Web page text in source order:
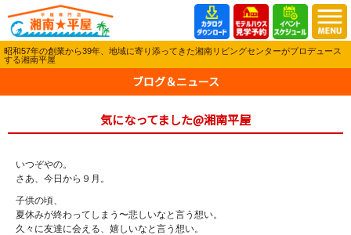
昭和57年の創業から39年、地域に寄り添ってきた湘南リビングセンターがプロデュース
する湘南平屋
ブログ＆ニュース
気になってました@湘南平屋
いつぞやの。
さあ、今日から９月。
子供の頃、
夏休みが終わってしまう〜悲しいなと言う想い。
久々に友達に会える、嬉しいなと言う想い。